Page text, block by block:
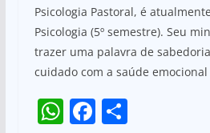
Psicologia Pastoral, é
Psicologia (5º semestre). Seu
trazer uma palavra de
cuidado com a saúde
W F S